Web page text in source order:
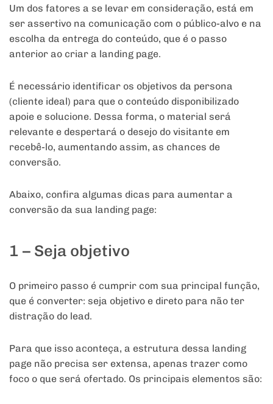
Um dos fatores a se levar em consideração, está em
ser assertivo na comunicação com o público-alvo e na
escolha da entrega do conteúdo, que é o passo
anterior ao criar a landing page.
É necessário identificar os objetivos da persona
(cliente ideal) para que o conteúdo disponibilizado
apoie e solucione. Dessa forma, o material será
relevante e despertará o desejo do visitante em
recebê-lo, aumentando assim, as chances de
conversão.
Abaixo, confira algumas dicas para aumentar a
conversão da sua landing page:
1 – Seja objetivo
O primeiro passo é cumprir com sua principal função,
que é converter: seja objetivo e direto para não ter
distração do lead.
Para que isso aconteça, a estrutura dessa landing
page não precisa ser extensa, apenas trazer como
foco o que será ofertado. Os principais elementos são: